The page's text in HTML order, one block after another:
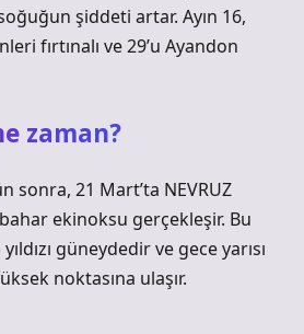
şiddeti artar. Ayın 16,
fırtınalı ve 29’u Ayandon
zaman?
sonra, 21 Mart’ta NEVRUZ
ekinoksu gerçekleşir. Bu
güneydedir ve gece yarısı
noktasına ulaşır.